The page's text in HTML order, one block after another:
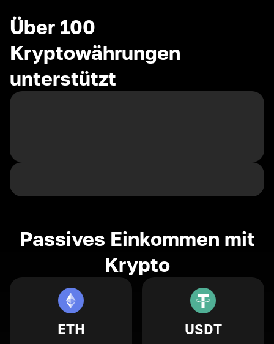
Über 100
Kryptowährungen
unterstützt
Passives Einkommen mit
Krypto
ETH USDT